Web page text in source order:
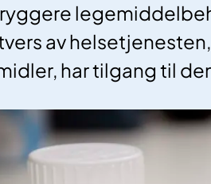
av
har tilgang til